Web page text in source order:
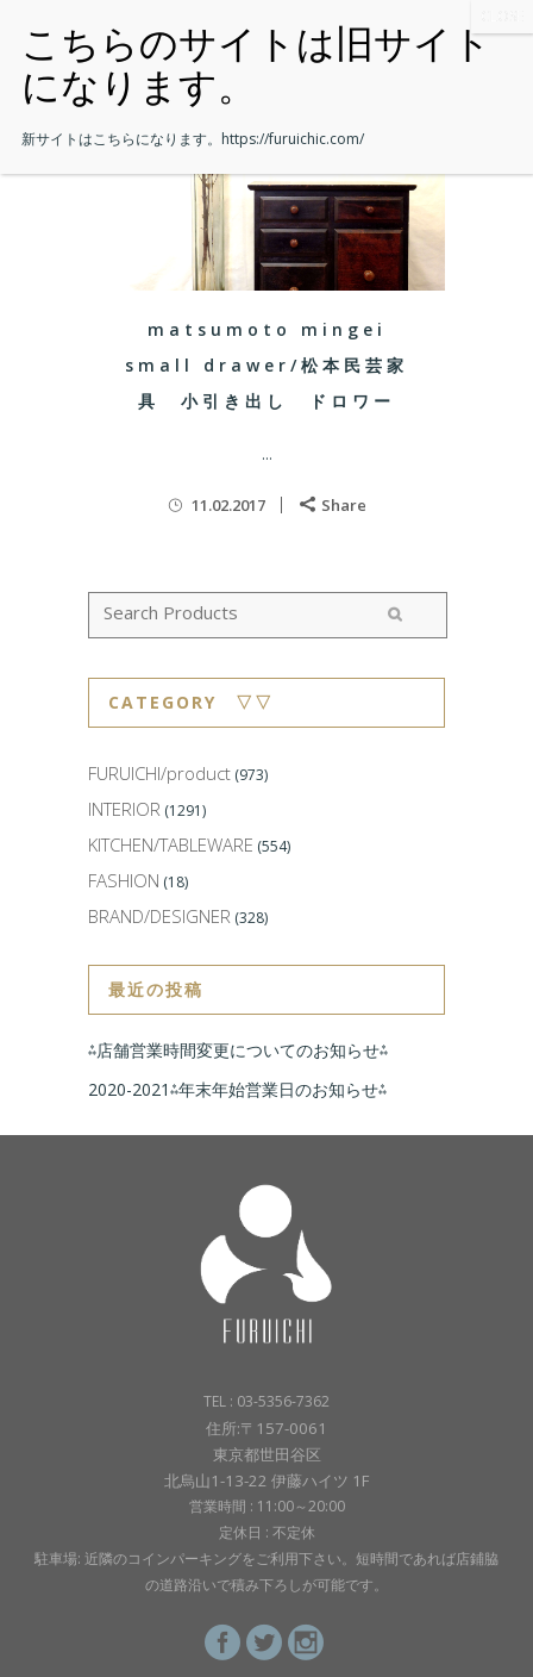
matsumoto mingei
small drawer/松本民芸家
具 小引き出し ドロワー
...
11.02.2017 Share
CATEGORY ▽▽
FURUICHI/product (973)
INTERIOR (1291)
KITCHEN/TABLEWARE (554)
FASHION (18)
BRAND/DESIGNER (328)
最近の投稿
⁂店舗営業時間変更についてのお知らせ⁂
2020-2021⁂年末年始営業日のお知らせ⁂
TEL : 03-5356-7362
住所:〒157-0061
東京都世田谷区
北烏山1-13-22 伊藤ハイツ 1F
営業時間 : 11:00～20:00
定休日 : 不定休
駐車場: 近隣のコインパーキングをご利用下さい。短時間であれば店鋪脇
の道路沿いで積み下ろしが可能です。
新サイトはこちらになります。 https://furuichic.com/